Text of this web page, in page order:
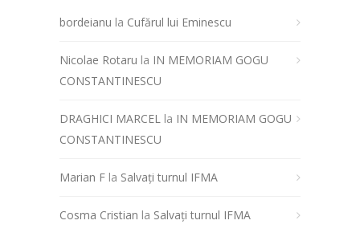
bordeianu la Cufărul lui Eminescu
Nicolae Rotaru la IN MEMORIAM GOGU
CONSTANTINESCU
DRAGHICI MARCEL la IN MEMORIAM GOGU
CONSTANTINESCU
Marian F la Salvați turnul IFMA
Cosma Cristian la Salvați turnul IFMA